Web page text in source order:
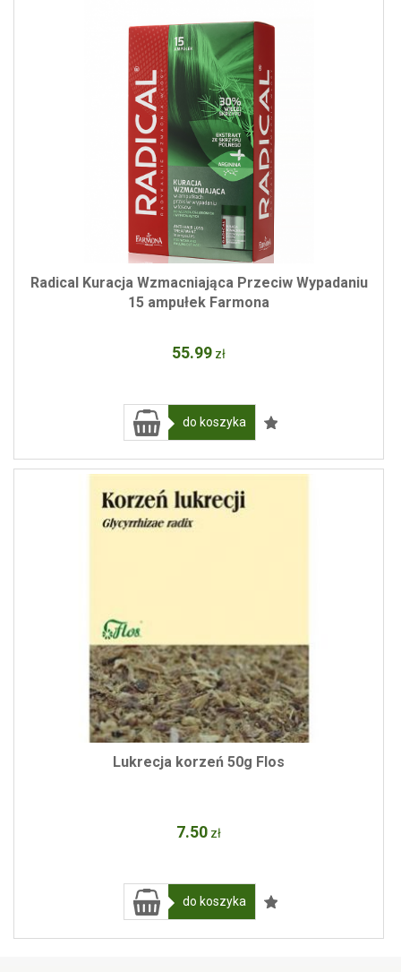
Radical Kuracja Wzmacniająca Przeciw Wypadaniu
15 ampułek Farmona
55.99 zł
do koszyka
Lukrecja korzeń 50g Flos
7.50 zł
do koszyka